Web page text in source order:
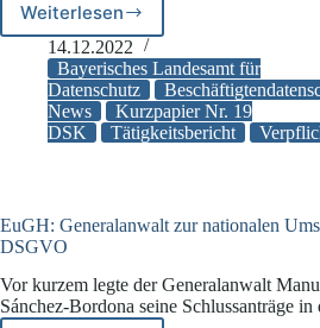
WeiterlesenWiderspruch
gegen
die
Verpflichtung
auf
Datengeheimnis
14.12.2022
Bayerisches Landesamt für
Datenschutz
News
Kurzpapier Nr. 19
DSK
Tätigkeitsbericht
EuGH: Generalanwalt zur nationalen
DSGVO
Vor kurzem legte der Generalanwalt
Sánchez-Bordona seine Schlussanträge